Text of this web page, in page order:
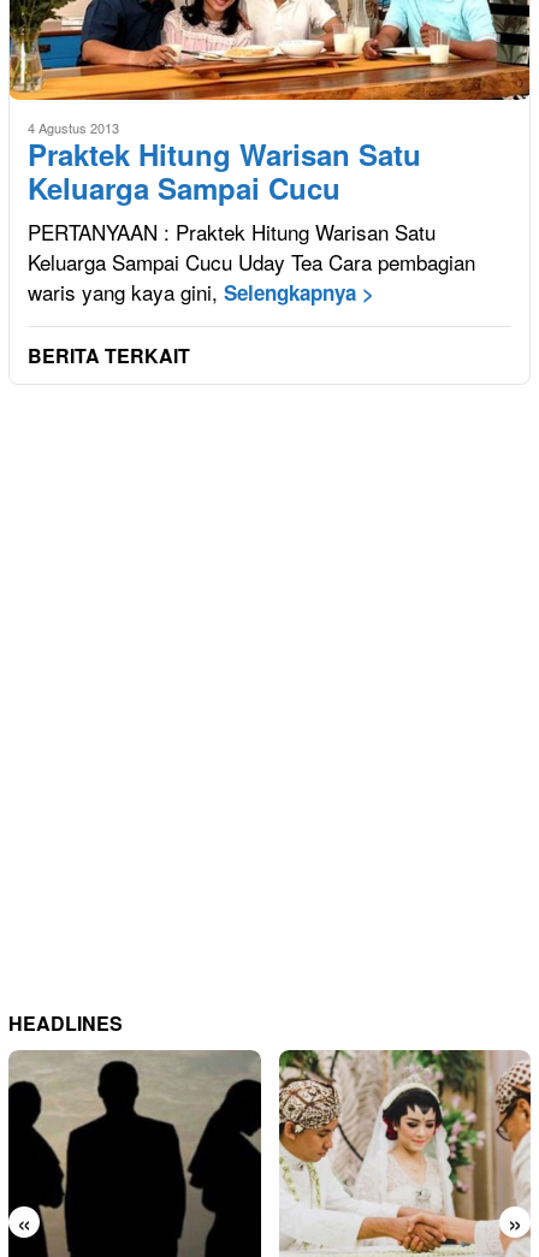
4 Agustus 2013
Praktek Hitung Warisan Satu
Keluarga Sampai Cucu
PERTANYAAN : Praktek Hitung Warisan Satu
Keluarga Sampai Cucu Uday Tea Cara pembagian
waris yang kaya gini, Selengkapnya >
BERITA TERKAIT
HEADLINES
« »